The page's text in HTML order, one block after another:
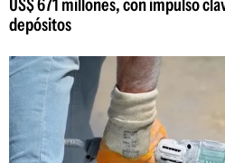
depósitos